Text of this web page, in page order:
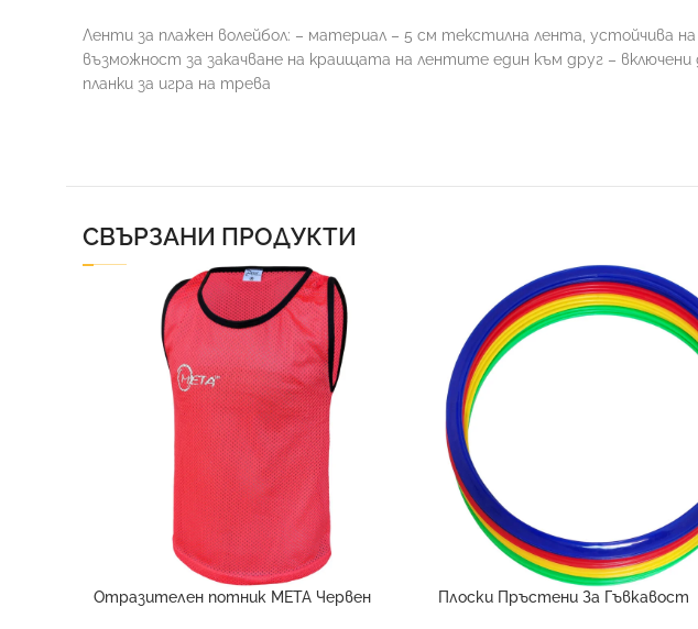
Ленти за плажен волейбол: – материал – 5 см текстилна лента, устойчива
възможност за закачване на краищата на лентите един към друг –
планки за игра на трева
СВЪРЗАНИ ПРОДУКТИ
Отразителен потник META Червен
Плоски Пръстени За Гъвкавост